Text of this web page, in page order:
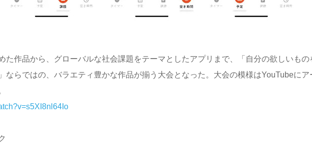
た作品から、グローバルな社会課題をテーマとしたアプリまで、「自分の欲しいもの
ならではの、バラエティ豊かな作品が揃う大会となった。大会の模様はYouTubeにア